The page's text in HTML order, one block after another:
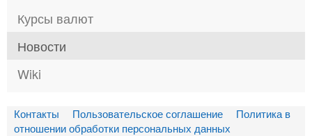
Курсы валют
Новости
Wiki
Контакты Пользовательское соглашение
Политика в
отношении обработки персональных данных